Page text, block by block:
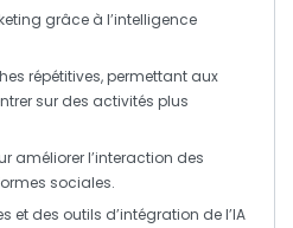
grâce à l’intelligence
répétitives, permettant aux
sur des activités plus
améliorer l’interaction des
sociales.
et des outils d’intégration de l’IA